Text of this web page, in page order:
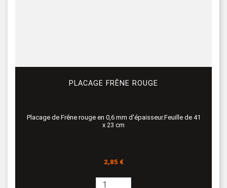
PLACAGE FRÊNE ROUGE
Placage de Frêne rouge en 0,6 mm d'épaisseur.Feuille de 41
x 23 cm
Prix
2,85 €